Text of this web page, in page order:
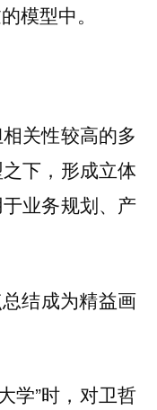
模型中。
关性较高的多
下，形成立体
业务规划、产
结成为精益画
学”时，对卫哲